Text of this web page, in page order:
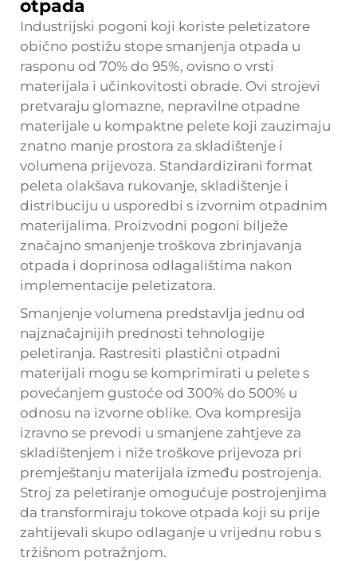
otpada
Industrijski pogoni koji koriste peletizatore
obično postižu stope smanjenja otpada u
rasponu od 70% do 95%, ovisno o vrsti
materijala i učinkovitosti obrade. Ovi strojevi
pretvaraju glomazne, nepravilne otpadne
materijale u kompaktne pelete koji zauzimaju
znatno manje prostora za skladištenje i
volumena prijevoza. Standardizirani format
peleta olakšava rukovanje, skladištenje i
distribuciju u usporedbi s izvornim otpadnim
materijalima. Proizvodni pogoni bilježe
značajno smanjenje troškova zbrinjavanja
otpada i doprinosa odlagalištima nakon
implementacije peletizatora.
Smanjenje volumena predstavlja jednu od
najznačajnijih prednosti tehnologije
peletiranja. Rastresiti plastični otpadni
materijali mogu se komprimirati u pelete s
povećanjem gustoće od 300% do 500% u
odnosu na izvorne oblike. Ova kompresija
izravno se prevodi u smanjene zahtjeve za
skladištenjem i niže troškove prijevoza pri
premještanju materijala između postrojenja.
Stroj za peletiranje omogućuje postrojenjima
da transformiraju tokove otpada koji su prije
zahtijevali skupo odlaganje u vrijednu robu s
tržišnom potražnjom.